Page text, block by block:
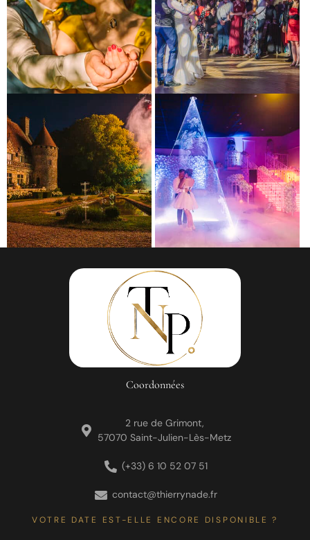
Coordonnées
2 rue de Grimont,
57070 Saint-Julien-Lès-Metz
(+33) 6 10 52 07 51
contact@thierrynade.fr
VOTRE DATE EST-ELLE ENCORE DISPONIBLE ?